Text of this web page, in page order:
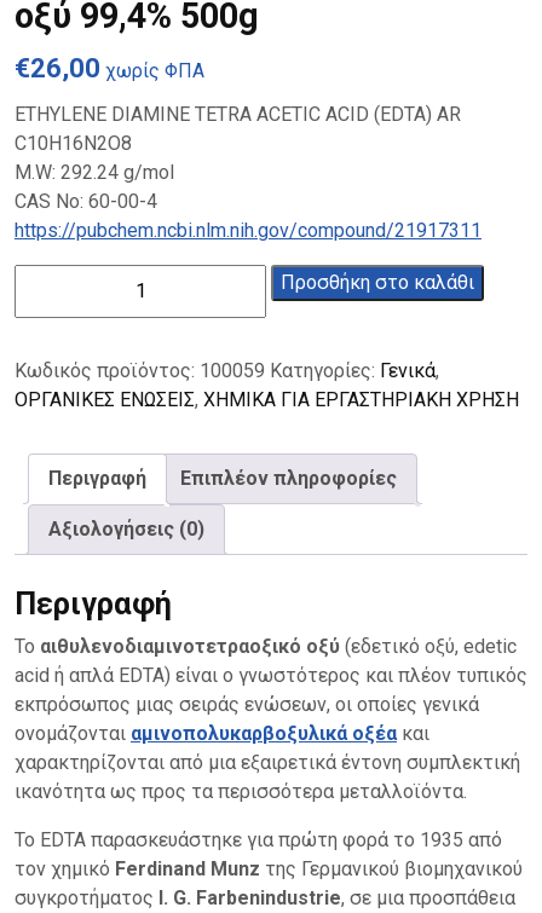
οξύ 99,4% 500g
€26,00 χωρίς ΦΠΑ
ETHYLENE DIAMINE TETRA ACETIC ACID (EDTA) AR
C10H16N2O8
M.W: 292.24 g/mol
CAS No: 60-00-4
https://pubchem.ncbi.nlm.nih.gov/compound/21917311
99,4%
500g
Προσθήκη στο καλάθι
Κωδικός προϊόντος: 100059 Κατηγορίες: Γενικά,
ΟΡΓΑΝΙΚΕΣ ΕΝΩΣΕΙΣ, ΧΗΜΙΚΑ ΓΙΑ ΕΡΓΑΣΤΗΡΙΑΚΗ ΧΡΗΣΗ
Περιγραφή Επιπλέον πληροφορίες
Αξιολογήσεις (0)
Περιγραφή
Το αιθυλενοδιαμινοτετραοξικό οξύ (εδετικό οξύ, edetic
acid ή απλά EDTA) είναι ο γνωστότερος και πλέον τυπικός
εκπρόσωπος μιας σειράς ενώσεων, οι οποίες γενικά
ονομάζονται αμινοπολυκαρβοξυλικά οξέακαι
χαρακτηρίζονται από μια εξαιρετικά έντονη συμπλεκτική
ικανότητα ως προς τα περισσότερα μεταλλοϊόντα.
Το EDTA παρασκευάστηκε για πρώτη φορά το 1935 από
τον χημικό Ferdinand Munz της Γερμανικού βιομηχανικού
συγκροτήματος I. G. Farbenindustrie, σε μια προσπάθεια